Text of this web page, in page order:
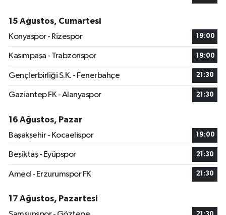
15 Ağustos, Cumartesi
Konyaspor - Rizespor
19:00
Kasımpaşa - Trabzonspor 19:00
Gençlerbirliği S.K. - Fenerbahçe 21:30
Gaziantep FK - Alanyaspor 21:30
16 Ağustos, Pazar
Başakşehir - Kocaelispor
19:00
Beşiktaş - Eyüpspor 21:30
Amed - Erzurumspor FK 21:30
17 Ağustos, Pazartesi